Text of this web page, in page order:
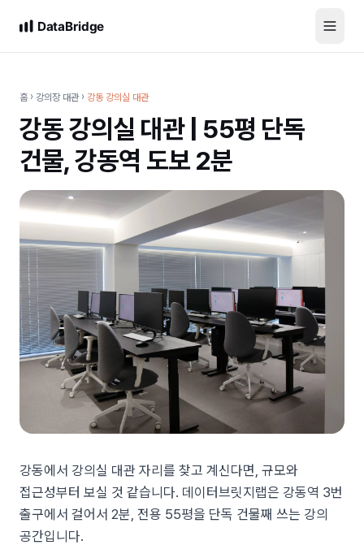
홈› 강의장 대관› 강동 강의실 대관
강동 강의실 대관 | 55평 단독
건물, 강동역 도보 2분
강동에서 강의실 대관 자리를 찾고 계신다면, 규모와
접근성부터 보실 것 같습니다. 데이터브릿지랩은 강동역 3번
출구에서 걸어서 2분, 전용 55평을 단독 건물째 쓰는 강의
공간입니다.